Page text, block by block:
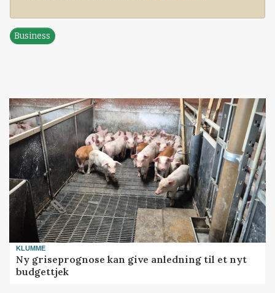
Business
KLUMME
Ny griseprognose kan give anledning til et nyt
budgettjek